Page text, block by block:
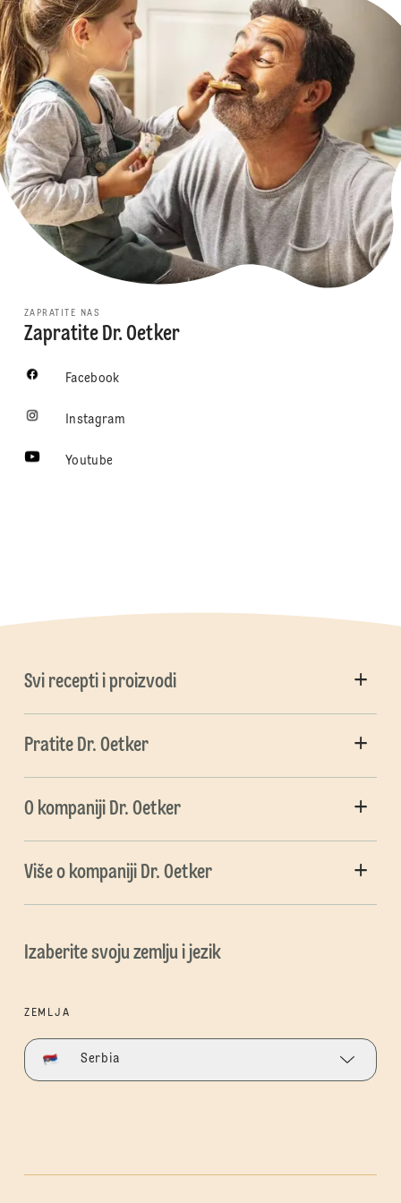
ZAPRATITE NAS
Zapratite Dr. Oetker
Facebook
Instagram
Youtube
Svi recepti i proizvodi
Pratite Dr. Oetker
O kompaniji Dr. Oetker
Više o kompaniji Dr. Oetker
Izaberite svoju zemlju i jezik
ZEMLJA
Serbia